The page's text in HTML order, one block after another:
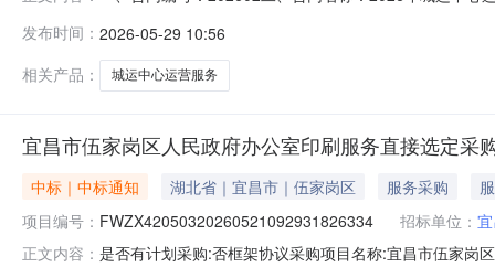
山大道119号6、联系方式：13872565405六、合同主要
发布时间： 2026-05-29 10:56
相关产品：
城运中心运营服务
宜昌市伍家岗区人民政府办公室印刷服务直接选定采
中标｜中标通知 湖北省｜宜昌市｜伍家岗区 服务采购
项目编号： FWZX42050320260521092931826334 招标单位：
正文内容： 是否有计划采购:否框架协议采购项目名称:宜昌市伍家岗